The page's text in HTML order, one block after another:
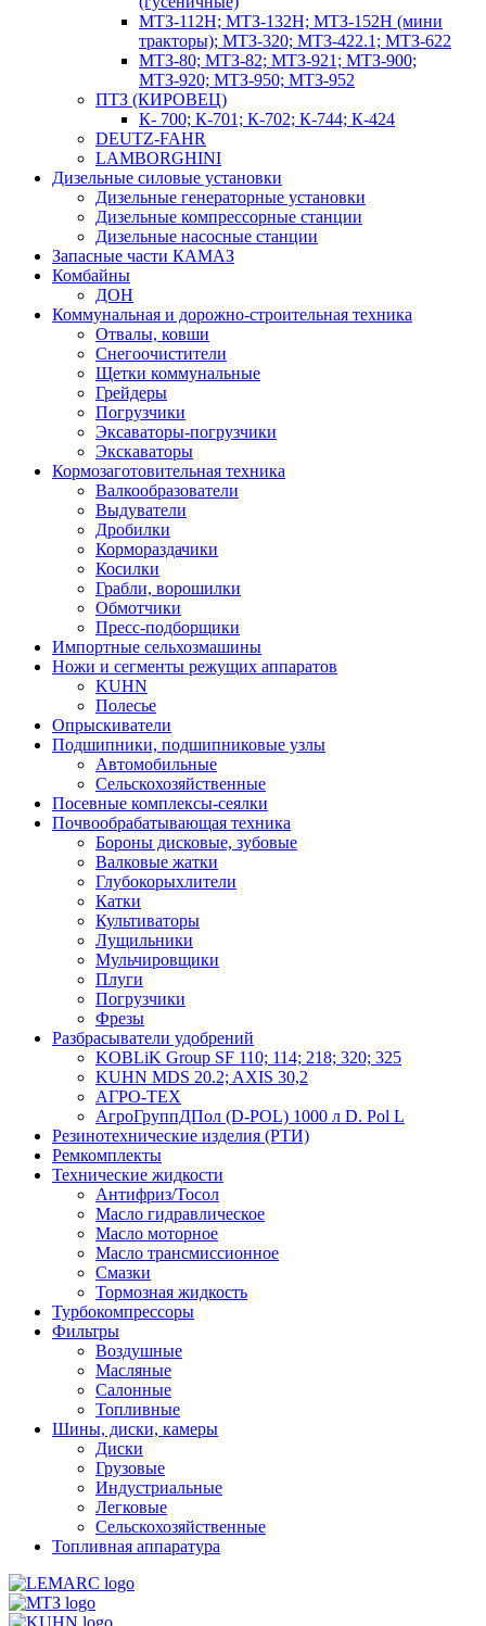
МТЗ-112Н; МТЗ-132Н; МТЗ-152Н (мини
тракторы); МТЗ-320; МТЗ-422.1; МТЗ-622
МТЗ-80; МТЗ-82; МТЗ-921; МТЗ-900;
МТЗ-920; МТЗ-950; МТЗ-952
ПТЗ (КИРОВЕЦ)
К- 700; К-701; К-702; К-744; К-424
DEUTZ-FAHR
LAMBORGHINI
Дизельные силовые установки
Дизельные генераторные установки
Дизельные компрессорные станции
Дизельные насосные станции
Запасные части КАМАЗ
Комбайны
ДОН
Коммунальная и дорожно-строительная техника
Отвалы, ковши
Снегоочистители
Щетки коммунальные
Грейдеры
Погрузчики
Эксаваторы-погрузчики
Экскаваторы
Кормозаготовительная техника
Валкообразователи
Выдуватели
Дробилки
Кормораздачики
Косилки
Грабли, ворошилки
Обмотчики
Пресс-подборщики
Импортные сельхозмашины
Ножи и сегменты режущих аппаратов
KUHN
Полесье
Опрыскиватели
Подшипники, подшипниковые узлы
Автомобильные
Сельскохозяйственные
Посевные комплексы-сеялки
Почвообрабатывающая техника
Бороны дисковые, зубовые
Валковые жатки
Глубокорыхлители
Катки
Культиваторы
Лущильники
Мульчировщики
Плуги
Погрузчики
Фрезы
Разбрасыватели удобрений
KOBLiK Group SF 110; 114; 218; 320; 325
KUHN MDS 20.2; AXIS 30,2
АГРО-ТЕХ
АгроГруппДПол (D-POL) 1000 л D. Pol L
Резинотехнические изделия (РТИ)
Ремкомплекты
Технические жидкости
Антифриз/Тосол
Масло гидравлическое
Масло моторное
Масло трансмиссионное
Смазки
Тормозная жидкость
Турбокомпрессоры
Фильтры
Воздушные
Масляные
Салонные
Топливные
Шины, диски, камеры
Диски
Грузовые
Индустриальные
Легковые
Сельскохозяйственные
Топливная аппаратура